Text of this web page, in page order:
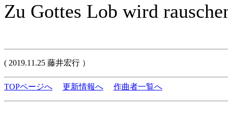
Zu Gottes Lob wird
( 2019.11.25 藤井宏行 ）
TOPページへ 更新情報へ 作曲者一覧へ